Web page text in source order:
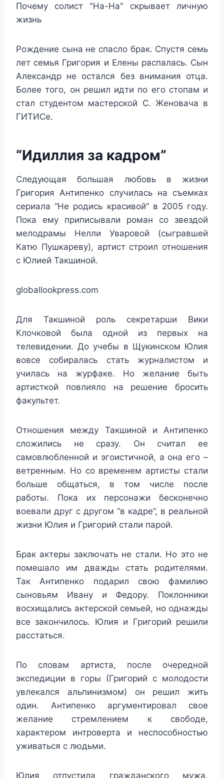
Почему солист "На-На" скрывает личную
жизнь
Рождение сына не спасло брак. Спустя семь
лет семья Григория и Елены распалась. Сын
Александр не остался без внимания отца.
Более того, он решил идти по его стопам и
стал студентом мастерской С. Женовача в
ГИТИСе.
“Идиллия за кадром”
Следующая большая любовь в жизни
Григория Антипенко случилась на съемках
сериала “Не родись красивой” в 2005 году.
Пока ему приписывали роман со звездой
мелодрамы Нелли Уваровой (сыгравшей
Катю Пушкареву), артист строил отношения
с Юлией Такшиной.
globallookpress.com
Для Такшиной роль секретарши Вики
Клочковой была одной из первых на
телевидении. До учебы в Щукинском Юлия
вовсе собиралась стать журналистом и
училась на журфаке. Но желание быть
артисткой повлияло на решение бросить
факультет.
Отношения между Такшиной и Антипенко
сложились не сразу. Он считал ее
самовлюбленной и эгоистичной, а она его –
ветренным. Но со временем артисты стали
больше общаться, в том числе после
работы. Пока их персонажи бесконечно
воевали друг с другом “в кадре”, в реальной
жизни Юлия и Григорий стали парой.
Брак актеры заключать не стали. Но это не
помешало им дважды стать родителями.
Так Антипенко подарил свою фамилию
сыновьям Ивану и Федору. Поклонники
восхищались актерской семьей, но однажды
все закончилось. Юлия и Григорий решили
расстаться.
По словам артиста, после очередной
экспедиции в горы (Григорий с молодости
увлекался альпинизмом) он решил жить
один. Антипенко аргументировал свое
желание стремлением к свободе,
характером интроверта и неспособностью
уживаться с людьми.
Юлия отпустила гражданского мужа.